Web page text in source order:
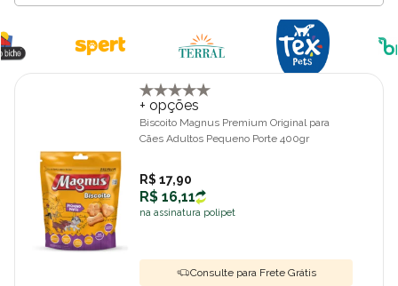
+ opções
Biscoito Magnus Premium Original para
Cães Adultos Pequeno Porte 400gr
R$ 17,90
R$ 16,11
na assinatura polipet
Consulte para Frete Grátis